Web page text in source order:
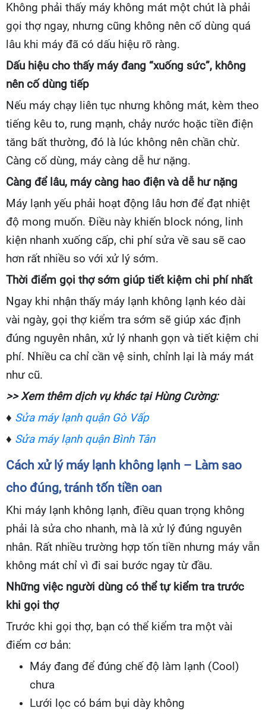
Không phải thấy máy không mát một chút là phải
gọi thợ ngay, nhưng cũng không nên cố dùng quá
lâu khi máy đã có dấu hiệu rõ ràng.
Dấu hiệu cho thấy máy đang “xuống sức”, không
nên cố dùng tiếp
Nếu máy chạy liên tục nhưng không mát, kèm theo
tiếng kêu to, rung mạnh, chảy nước hoặc tiền điện
tăng bất thường, đó là lúc không nên chần chừ.
Càng cố dùng, máy càng dễ hư nặng.
Càng để lâu, máy càng hao điện và dễ hư nặng
Máy lạnh yếu phải hoạt động lâu hơn để đạt nhiệt
độ mong muốn. Điều này khiến block nóng, linh
kiện nhanh xuống cấp, chi phí sửa về sau sẽ cao
hơn rất nhiều so với xử lý sớm.
Thời điểm gọi thợ sớm giúp tiết kiệm chi phí nhất
Ngay khi nhận thấy máy lạnh không lạnh kéo dài
vài ngày, gọi thợ kiểm tra sớm sẽ giúp xác định
đúng nguyên nhân, xử lý nhanh gọn và tiết kiệm chi
phí. Nhiều ca chỉ cần vệ sinh, chỉnh lại là máy mát
như cũ.
>> Xem thêm dịch vụ khác tại Hùng Cường:
♦ Sửa máy lạnh quận Gò Vấp
♦ Sửa máy lạnh quận Bình Tân
Cách xử lý máy lạnh không lạnh – Làm sao
cho đúng, tránh tốn tiền oan
Khi máy lạnh không lạnh, điều quan trọng không
phải là sửa cho nhanh, mà là xử lý đúng nguyên
nhân. Rất nhiều trường hợp tốn tiền nhưng máy vẫn
không mát chỉ vì đi sai bước ngay từ đầu.
Những việc người dùng có thể tự kiểm tra trước
khi gọi thợ
Trước khi gọi thợ, bạn có thể kiểm tra một vài
điểm cơ bản:
Máy đang để đúng chế độ làm lạnh (Cool)
chưa
Lưới lọc có bám bụi dày không